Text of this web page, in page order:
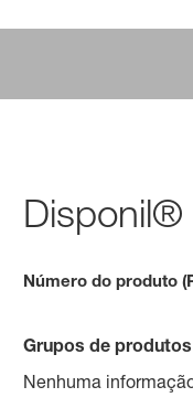
Disponil®
Número do produto
Grupos de produtos
Nenhuma